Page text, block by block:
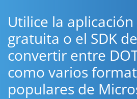
Utilice la
gratuita o el SDK
convertir entre
como varios
populares de